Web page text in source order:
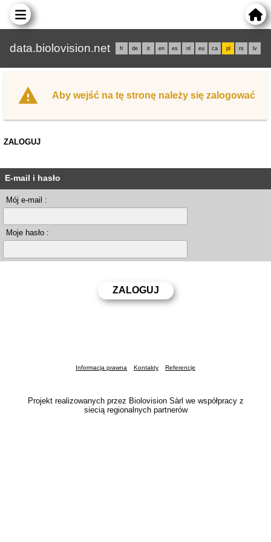
data.biolovision.net fr de it en es nl eu ca pl rs lv
Aby wejść na tę stronę należy się zalogować
ZALOGUJ
E-mail i hasło
Mój e-mail :
Moje hasło :
Informacja prawna Kontakty Referencje
Projekt realizowanych przez Biolovision Sàrl we współpracy z
siecią regionalnych partnerów